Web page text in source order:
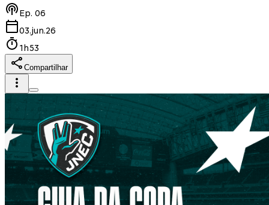
Ep. 06
03.jun.26
1h53
Compartilhar